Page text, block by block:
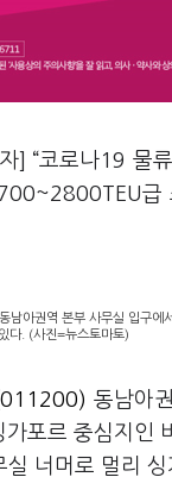
] “코로나19 물
급
남아권역 본부 사무실 입구에
다. (사진=뉴스토마토)
동남아
포르 중심지인
너머로 멀리 싱